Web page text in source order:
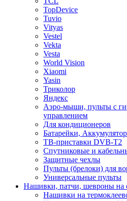
TopDevice
Tuvio
Vityas
Vestel
Vekta
Vesta
World Vision
Xiaomi
Yasin
Триколор
Яндекс
Аэро-мыши, пульты с
управлением
Для кондиционеров
Батарейки,
ТВ-приставки DVB-T2
Спутниковые и
Защитные чехлы
Пульты (брелоки) для
Универсальные пульты
Нашивки, патчи, шевроны
Нашивки на